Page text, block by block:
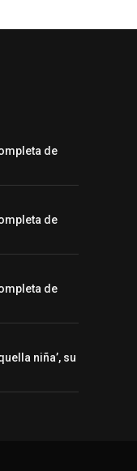
de
de
de
niña’, su